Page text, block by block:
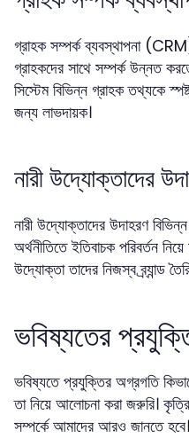
গ্রাহক সম্পর্ক ব্যবস্থাপনা
গ্রাহকদের সাথে সম্পর্ক উন্নত
সিস্টেম বিভিন্ন গ্রাহক তথ্যকে
জন্য লাভদায়ক।
নারী উদ্যোক্তাদের
নারী উদ্যোক্তাদের উদাহরণ
অর্থনীতিতে ইতিবাচক পরিবর্তন
উদ্যোক্তা তাদের নিজস্ব ব্র্যান্ড
ভবিষ্যতের
ভবিষ্যতে প্রযুক্তির অগ্রগতি
তা নিয়ে আলোচনা করা জরুরি।
সম্পর্কে আমাদের আরও জানতে হবে।